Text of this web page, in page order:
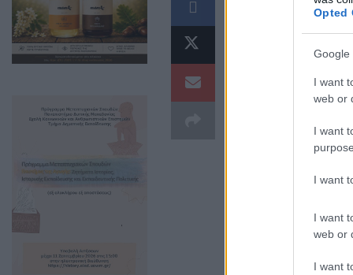
Opted
Google
I want
web or
I want
I want
I want
web or
I want
βρέθηκε στο
Δυτικής